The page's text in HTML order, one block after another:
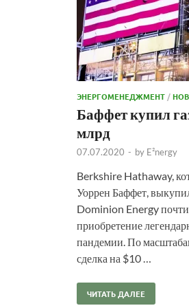
ЭНЕРГОМЕНЕДЖМЕНТ /
Баффет купил
млрд
07.07.2020 - by E²nergy
Berkshire Hathaway,
Уоррен Баффет,
Dominion Energy
приобретение
пандемии. По
сделка на $10 …
ЧИТАТЬ ДАЛЕЕ